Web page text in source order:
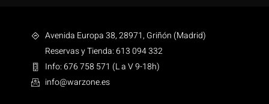
Avenida Europa 38, 28971, Griñón (Madrid)
Reservas y Tienda: 613 094 332
Info: 676 758 571 (L a V 9-18h)
info@warzone.es